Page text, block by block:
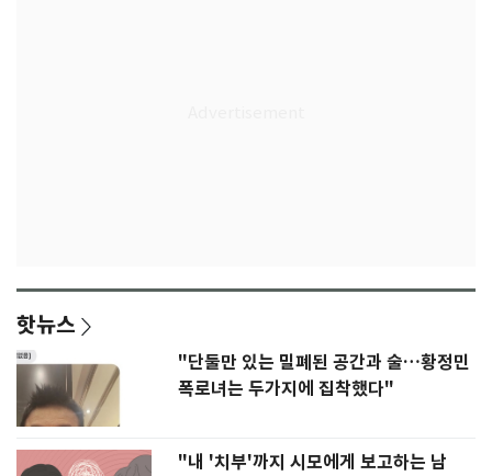
핫뉴스
"단둘만 있는 밀폐된 공간과 술…황정민
폭로녀는 두가지에 집착했다"
"내 '치부'까지 시모에게 보고하는 남